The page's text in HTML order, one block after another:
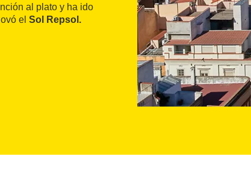
al plato y ha ido
el Sol Repsol.